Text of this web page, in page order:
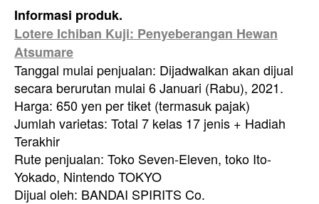
Informasi produk.
Lotere Ichiban Kuji: Penyeberangan Hewan
Atsumare
Tanggal mulai penjualan: Dijadwalkan akan dijual
secara berurutan mulai 6 Januari (Rabu), 2021.
Harga: 650 yen per tiket (termasuk pajak)
Jumlah varietas: Total 7 kelas 17 jenis + Hadiah
Terakhir
Rute penjualan: Toko Seven-Eleven, toko Ito-
Yokado, Nintendo TOKYO
Dijual oleh: BANDAI SPIRITS Co.